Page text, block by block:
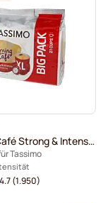
Morning Café Strong & Intense XL
Tassimo
4.7(1.950)